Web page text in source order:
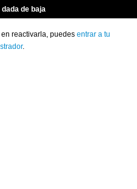
dada de baja
reactivarla, puedes entrar a tu
.